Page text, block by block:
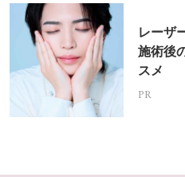
レーザ
施術後
スメ
PR